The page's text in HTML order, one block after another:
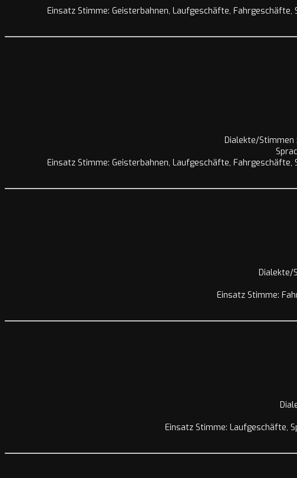
Einsatz Stimme: Geisterbahnen, Laufgeschäfte,
Dialekte/Stimmen
Einsatz Stimme: Geisterbahnen, Laufgeschäfte,
Dialekte/
Einsatz Stimme:
Einsatz Stimme: Laufgeschäfte,